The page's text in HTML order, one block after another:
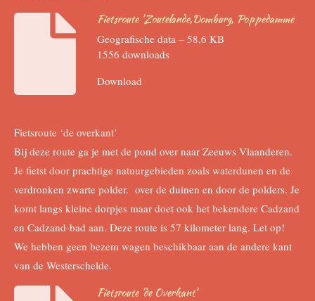
Fietsroute 'Zoutelande,Domburg, Poppedamme
Geografische data – 58,6 KB
1556 downloads
Download
Fietsroute ‘de overkant’
Bij deze route ga je met de pond over naar Zeeuws Vlaanderen.
Je fietst door prachtige natuurgebieden zoals waterdunen en de
verdronken zwarte polder. over de duinen en door de polders. Je
komt langs kleine dorpjes maar doet ook het bekendere Cadzand
en Cadzand-bad aan. Deze route is 57 kilometer lang. Let op!
We hebben geen bezem wagen beschikbaar aan de andere kant
van de Westerschelde.
Fietsroute 'de Overkant'